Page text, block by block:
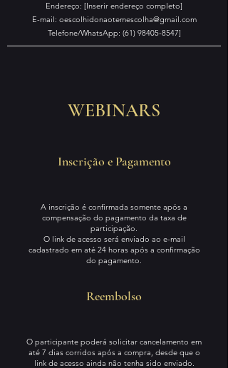
Endereço: [Inserir endereço completo]
E-mail: oescolhidonaotemescolha@gmail.com
Telefone/WhatsApp: (61) 98405-8547]
WEBINARS
Inscrição e Pagamento
A inscrição é confirmada somente após a
compensação do pagamento da taxa de
participação.
O link de acesso será enviado ao e-mail
cadastrado em até 24 horas após a confirmação
do pagamento.
Reembolso
O participante poderá solicitar cancelamento em
até 7 dias corridos após a compra, desde que o
link de acesso ainda não tenha sido enviado.